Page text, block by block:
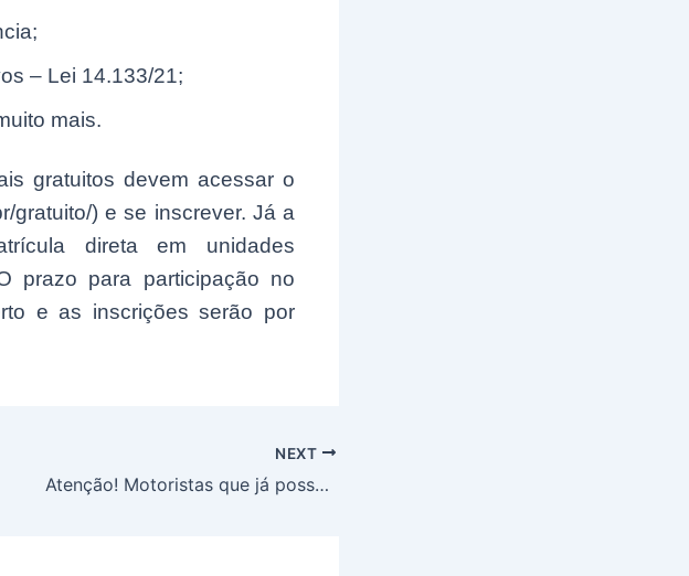
– Lei 14.133/21;
mais.
gratuitos devem acessar o
gratuito/) e se inscrever. Já a
direta em unidades
prazo para participação no
e as inscrições serão por
NEXT
Atenção! Motoristas que já possuem CNH recebem alerta hoje(13/07); Confira